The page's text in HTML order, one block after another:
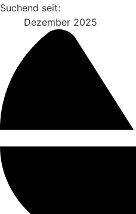
Suchend seit:
Dezember 2025